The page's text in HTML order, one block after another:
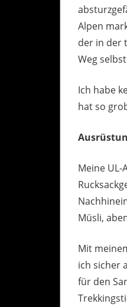
Alpen
der in der
Weg
Ich habe
hat so
Meine
Müsli,
Mit
ich sicher
für den